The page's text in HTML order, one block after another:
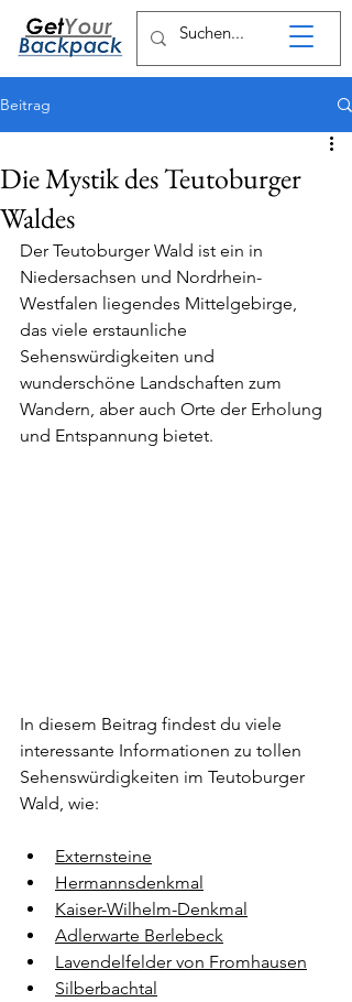
Beitrag
Die Mystik des Teutoburger
Waldes
Der Teutoburger Wald ist ein in
Niedersachsen und Nordrhein-
Westfalen liegendes Mittelgebirge,
das viele erstaunliche
Sehenswürdigkeiten und
wunderschöne Landschaften zum
Wandern, aber auch Orte der Erholung
und Entspannung bietet.
In diesem Beitrag findest du viele
interessante Informationen zu tollen
Sehenswürdigkeiten im Teutoburger
Wald, wie:
Externsteine
Hermannsdenkmal
Kaiser-Wilhelm-Denkmal
Adlerwarte Berlebeck
Lavendelfelder von Fromhausen
Silberbachtal